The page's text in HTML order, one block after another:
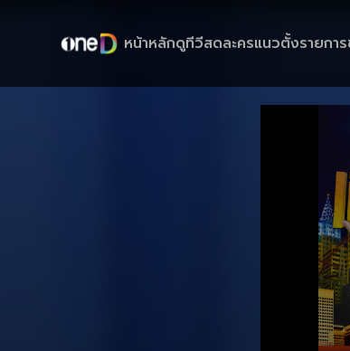
หน้าหลักดูทีวีสดละครแนวตั้งรายกา